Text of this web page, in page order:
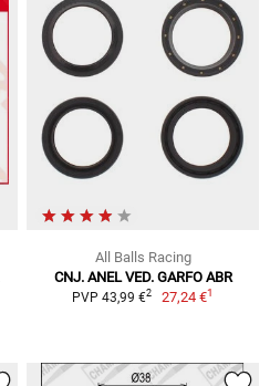
All Balls Racing
CNJ. ANEL VED. GARFO ABR
PVP 43,99 €2 27,24 €1